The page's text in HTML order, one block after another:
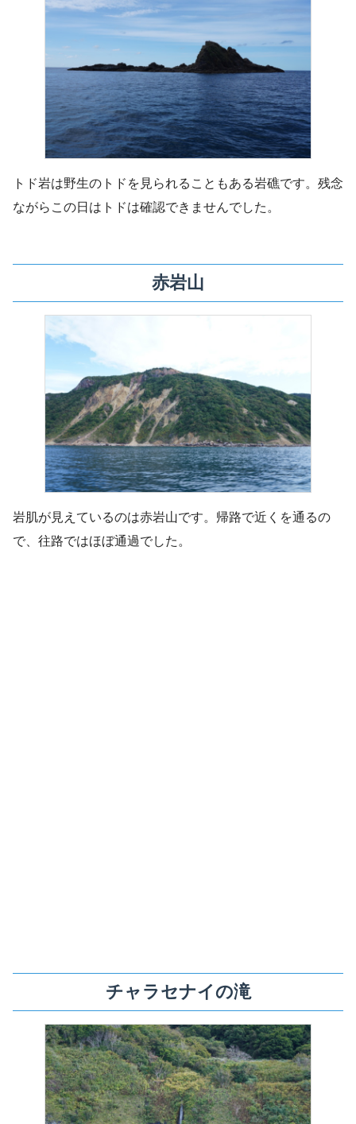
トド岩は野生のトドを見られることもある岩礁です。残念
ながらこの日はトドは確認できませんでした。
赤岩山
岩肌が見えているのは赤岩山です。帰路で近くを通るの
で、往路ではほぼ通過でした。
チャラセナイの滝